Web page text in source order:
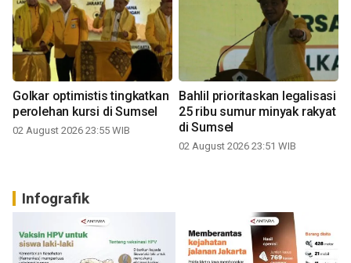
Golkar optimistis tingkatkan
perolehan kursi di Sumsel
02 August 2026 23:55 WIB
Bahlil prioritaskan legalisasi
25 ribu sumur minyak rakyat
di Sumsel
02 August 2026 23:51 WIB
Infografik